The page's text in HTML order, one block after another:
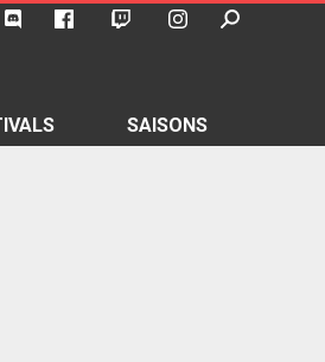
SAISONS